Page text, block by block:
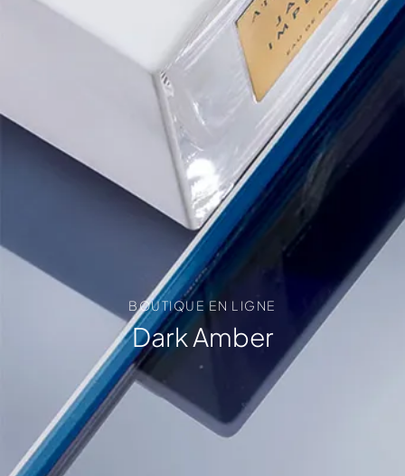
BOUTIQUE EN LIGNE
Dark Amber